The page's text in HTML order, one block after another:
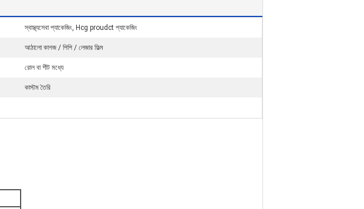
স্বাস্থ্যসেবা প্যাকেজিং, Hcg proudct প্যাকেজিং
আঠালো কাগজ / পিপি / লেজার ফিল্ম
রোল বা শীট মধ্যে
কাস্টম তৈরি